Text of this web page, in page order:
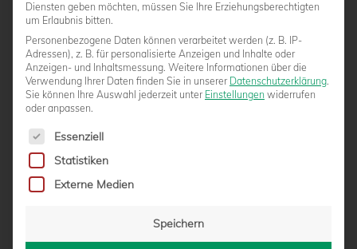
AM SONNTAG AUF DER ALM –
BIELEFELD
Diensten geben möchten, müssen Sie Ihre Erziehungsberechtigten
um Erlaubnis bitten.
Personenbezogene Daten können verarbeitet werden (z. B. IP-
Adressen), z. B. für personalisierte Anzeigen und Inhalte oder
Anzeigen- und Inhaltsmessung. Weitere Informationen über die
Verwendung Ihrer Daten finden Sie in unserer Datenschutzerklärung.
Sie können Ihre Auswahl jederzeit unter Einstellungen widerrufen
oder anpassen.
Es folgt eine Liste der Service-Gruppen, für die eine
Essenziell
Statistiken
Externe Medien
Speichern